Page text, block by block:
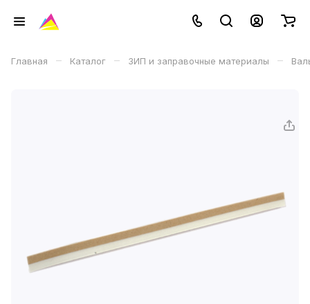
Главная – Каталог – ЗИП и заправочные материалы –